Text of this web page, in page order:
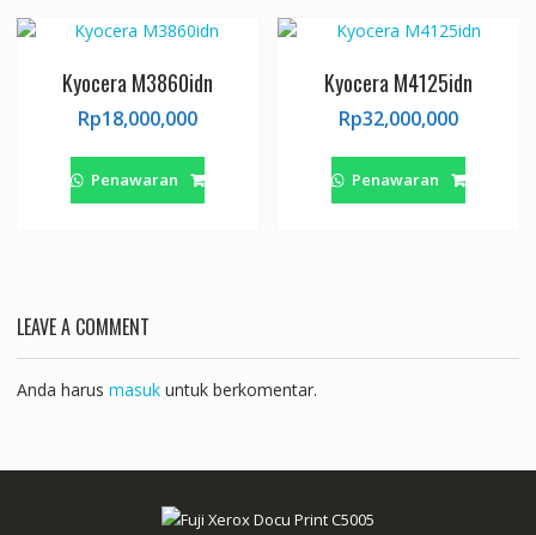
Kyocera M3860idn
Rp18,000,000
Penawaran
Kyocera M4125idn
Rp32,000,000
Penawaran
LEAVE A COMMENT
Anda harus masukuntuk berkomentar.